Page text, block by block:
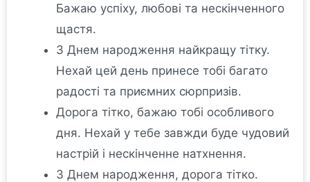
Бажаю успіху, любові та нескінченного
щастя.
З Днем народження найкращу тітку.
Нехай цей день принесе тобі багато
радості та приємних сюрпризів.
Дорога тітко, бажаю тобі особливого
дня. Нехай у тебе завжди буде чудовий
настрій і нескінченне натхнення.
З Днем народження, дорога тітко.